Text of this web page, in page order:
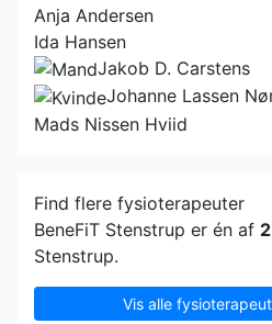
Anja Andersen
Ida Hansen
Jakob D. Carstens
Johanne Lassen
Mads Nissen Hviid
Find flere fysioterapeuter
BeneFiT Stenstrup er én af 2
Stenstrup.
Vis alle